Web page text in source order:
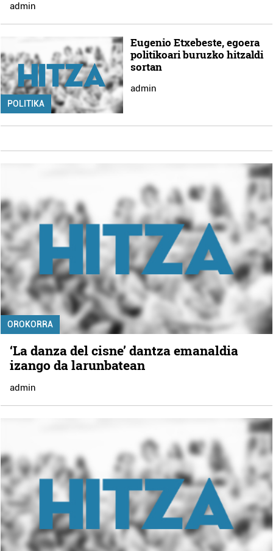
admin
POLITIKA
Eugenio Etxebeste, egoera
politikoari buruzko hitzaldi
sortan
admin
OROKORRA
‘La danza del cisne’ dantza emanaldia
izango da larunbatean
admin